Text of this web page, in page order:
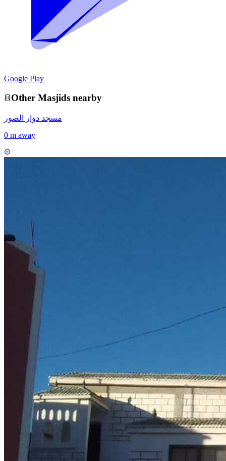
Google Play
Other Masjids nearby
مسجد دوار الصور
0 m away